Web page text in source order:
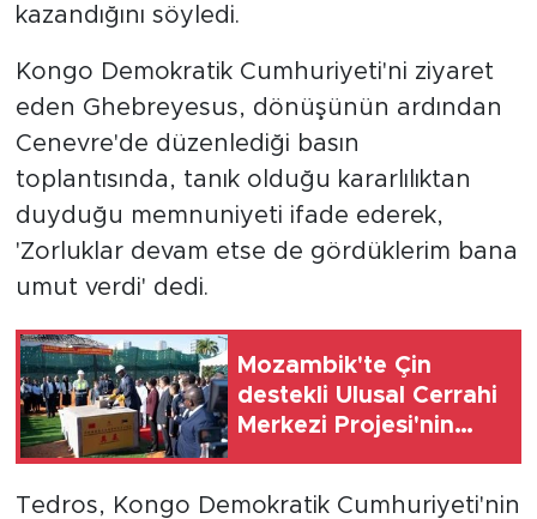
kazandığını söyledi.
Kongo Demokratik Cumhuriyeti'ni ziyaret
eden Ghebreyesus, dönüşünün ardından
Cenevre'de düzenlediği basın
toplantısında, tanık olduğu kararlılıktan
duyduğu memnuniyeti ifade ederek,
'Zorluklar devam etse de gördüklerim bana
umut verdi' dedi.
Mozambik'te Çin
destekli Ulusal Cerrahi
Merkezi Projesi'nin
Tedros, Kongo Demokratik Cumhuriyeti'nin